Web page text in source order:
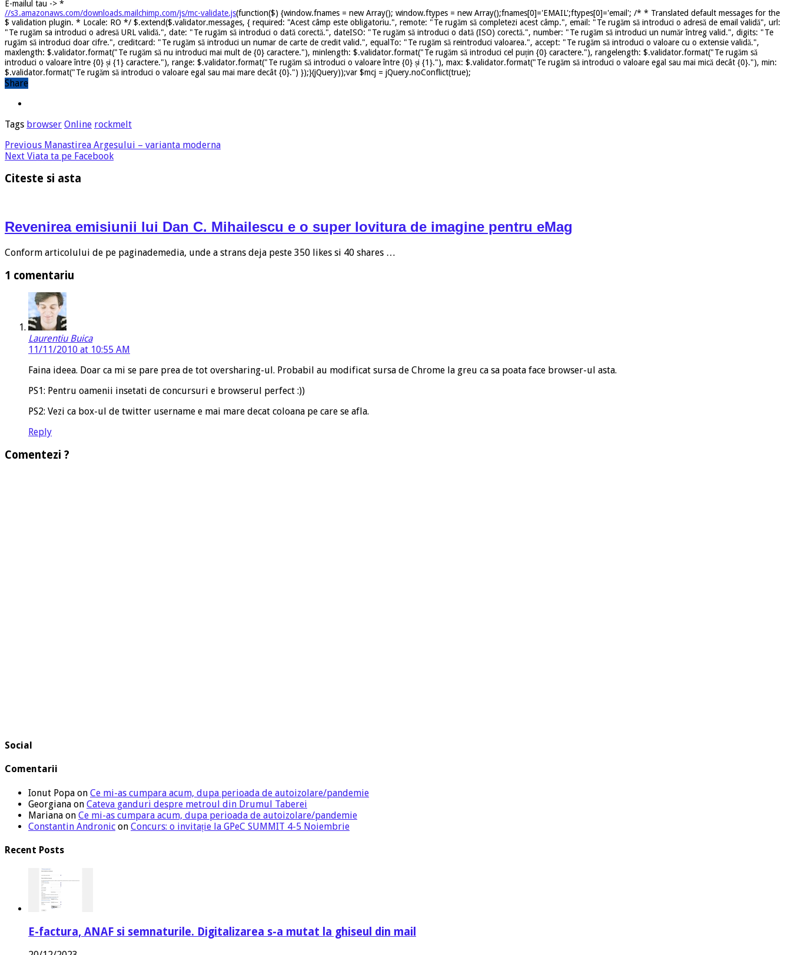
E-mailul tau -> *
//s3.amazonaws.com/downloads.mailchimp.com/js/mc-validate.js(function($) {window.fnames = new Array(); window.ftypes = new Array();fnames[0]='EMAIL';ftypes[0]='email'; /* * Translated default messages for the
$ validation plugin. * Locale: RO */ $.extend($.validator.messages, { required: "Acest câmp este obligatoriu.", remote: "Te rugăm să completezi acest câmp.", email: "Te rugăm să introduci o adresă de email validă", url:
"Te rugăm sa introduci o adresă URL validă.", date: "Te rugăm să introduci o dată corectă.", dateISO: "Te rugăm să introduci o dată (ISO) corectă.", number: "Te rugăm să introduci un număr întreg valid.", digits: "Te
rugăm să introduci doar cifre.", creditcard: "Te rugăm să introduci un numar de carte de credit valid.", equalTo: "Te rugăm să reintroduci valoarea.", accept: "Te rugăm să introduci o valoare cu o extensie validă.",
maxlength: $.validator.format("Te rugăm să nu introduci mai mult de {0} caractere."), minlength: $.validator.format("Te rugăm să introduci cel puțin {0} caractere."), rangelength: $.validator.format("Te rugăm să
introduci o valoare între {0} și {1} caractere."), range: $.validator.format("Te rugăm să introduci o valoare între {0} și {1}."), max: $.validator.format("Te rugăm să introduci o valoare egal sau mai mică decât {0}."), min:
$.validator.format("Te rugăm să introduci o valoare egal sau mai mare decât {0}.") });}(jQuery));var $mcj = jQuery.noConflict(true);
Share
Tags browser Online rockmelt
Previous Manastirea Argesului – varianta moderna
Next Viata ta pe Facebook
Citeste si asta
Revenirea emisiunii lui Dan C. Mihailescu e o super lovitura de imagine pentru eMag
Conform articolului de pe paginademedia, unde a strans deja peste 350 likes si 40 shares …
1 comentariu
Laurentiu Buica
11/11/2010 at 10:55 AM
Faina ideea. Doar ca mi se pare prea de tot oversharing-ul. Probabil au modificat sursa de Chrome la greu ca sa poata face browser-ul asta.
PS1: Pentru oamenii insetati de concursuri e browserul perfect :))
PS2: Vezi ca box-ul de twitter username e mai mare decat coloana pe care se afla.
Reply
Comentezi ?
Social
Comentarii
Ionut Popa on Ce mi-as cumpara acum, dupa perioada de autoizolare/pandemie
Georgiana on Cateva ganduri despre metroul din Drumul Taberei
Mariana on Ce mi-as cumpara acum, dupa perioada de autoizolare/pandemie
Constantin Andronic on Concurs: o invitație la GPeC SUMMIT 4-5 Noiembrie
Recent Posts
E-factura, ANAF si semnaturile. Digitalizarea s-a mutat la ghiseul din mail